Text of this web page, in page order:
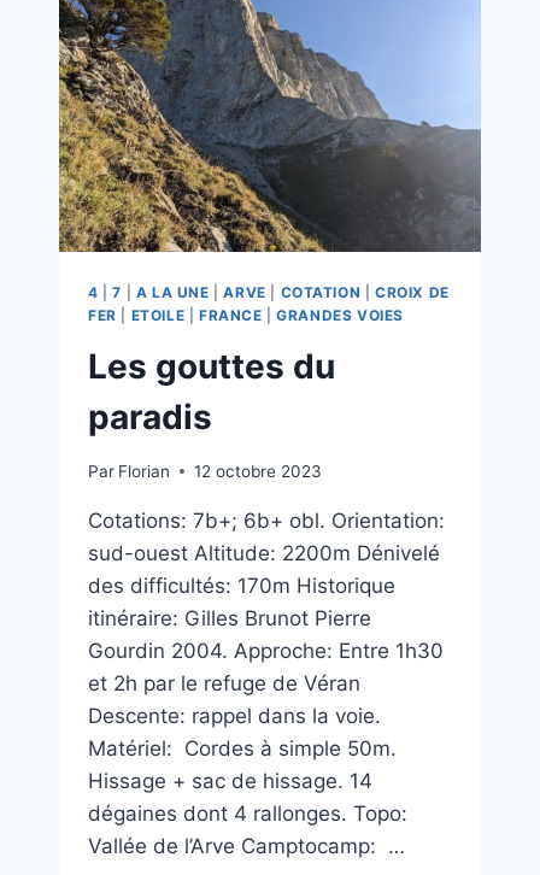
4 |7 A LA UNE |ARVE COTATION |CROIX DE
FER
ETOILE FRANCE |GRANDES VOIES
Les gouttes du
paradis
Par Florian 12 octobre 2023
Cotations: 7b+; 6b+ obl. Orientation:
sud-ouest Altitude: 2200m Dénivelé
des difficultés: 170m Historique
itinéraire: Gilles Brunot Pierre
Gourdin 2004. Approche: Entre 1h30
et 2h par le refuge de Véran
Descente: rappel dans la voie.
Matériel: Cordes à simple 50m.
Hissage + sac de hissage. 14
dégaines dont 4 rallonges. Topo:
Vallée de l’Arve Camptocamp: …